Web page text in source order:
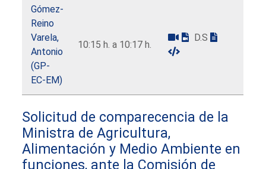
Gómez-
Reino
Varela,
Antonio
(GP-
EC-EM)
10:15 h. a 10:17 h.
D.S
Solicitud de comparecencia de la
Ministra de Agricultura,
Alimentación y Medio Ambiente en
funciones, ante la Comisión de